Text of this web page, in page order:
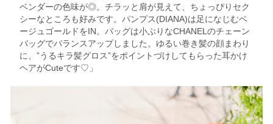
ベンダーの色味が◎。チラッと肩が見えて、ちょっぴりセク
シーなところも好みです。パンプス(DIANA)は足になじむベ
ージュゴールドをIN。バッグは小ぶりなCHANELのチェーン
バッグでバランスアップしました。ゆるい巻き髪の顔まわり
に、”うるキラ髪グロス”をポイントづけしてもらった耳かけ
ヘアがCuteです♡」